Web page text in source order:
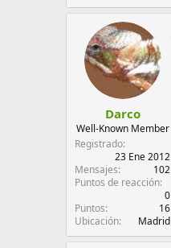
Darco
Well-Known Member
Registrado
23 Ene 2012
Mensajes
102
Puntos de reacción
0
Puntos
16
Ubicación
Madrid